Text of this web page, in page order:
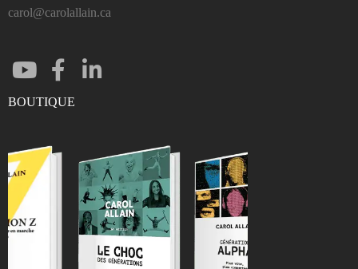
carol@carolallain.ca
BOUTIQUE
ENTRER